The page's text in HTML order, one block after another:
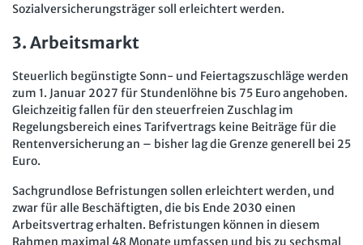
Sozialversicherungsträger soll erleichtert werden.
3. Arbeitsmarkt
Steuerlich begünstigte Sonn- und Feiertagszuschläge werden
zum 1. Januar 2027 für Stundenlöhne bis 75 Euro angehoben.
Gleichzeitig fallen für den steuerfreien Zuschlag im
Regelungsbereich eines Tarifvertrags keine Beiträge für die
Rentenversicherung an – bisher lag die Grenze generell bei 25
Euro.
Sachgrundlose Befristungen sollen erleichtert werden, und
zwar für alle Beschäftigten, die bis Ende 2030 einen
Arbeitsvertrag erhalten. Befristungen können in diesem
Rahmen maximal 48 Monate umfassen und bis zu sechsmal